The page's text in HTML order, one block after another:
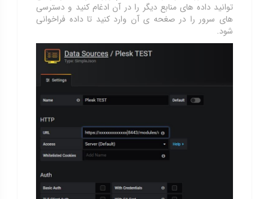
توانید داده های منابع دیگر را در آن ادغام کنید و دسترسی
های سرور را در صغحه ی آن وارد کنید تا داده فراخوانی
شود.